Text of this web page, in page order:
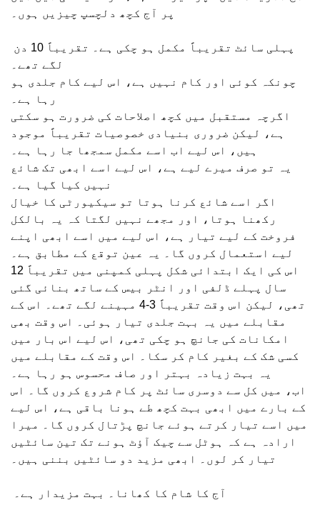
پر آج کچھ دلچسپ چیزیں ہوں۔
پہلی سائٹ تقریباً مکمل ہو چکی ہے۔ تقریباً 10 دن
لگے تھے۔
چونکہ کوئی اور کام نہیں ہے، اس لیے کام جلدی ہو
رہا ہے۔
اگرچہ مستقبل میں کچھ اصلاحات کی ضرورت ہو سکتی
ہے، لیکن ضروری بنیادی خصوصیات تقریباً موجود
ہیں، اس لیے اب اسے مکمل سمجھا جا رہا ہے۔
یہ تو صرف میرے لیے ہے، اس لیے اسے ابھی تک شائع
نہیں کیا گیا ہے۔
اگر اسے شائع کرنا ہوتا تو سیکیورٹی کا خیال
رکھنا ہوتا، اور مجھے نہیں لگتا کہ یہ بالکل
فروخت کے لیے تیار ہے، اس لیے میں اسے ابھی اپنے
لیے استعمال کروں گا۔ یہ عین توقع کے مطابق ہے۔
اس کی ایک ابتدائی شکل پہلی کمپنی میں تقریباً 12
سال پہلے ڈلفی اور انٹر بیس کے ساتھ بنائی گئی
تھی، لیکن اس وقت تقریباً 3-4 مہینے لگے تھے۔ اس کے
مقابلے میں یہ بہت جلدی تیار ہوئی۔ اس وقت بھی
امکانات کی جانچ ہو چکی تھی، اس لیے اس بار میں
کسی شک کے بغیر کام کر سکا۔ اس وقت کے مقابلے میں
یہ بہت زیادہ بہتر اور صاف محسوس ہو رہا ہے۔
اب، میں کل سے دوسری سائٹ پر کام شروع کروں گا۔ اس
کے بارے میں ابھی بہت کچھ طے ہونا باقی ہے، اس لیے
میں اسے تیار کرتے ہوئے جانچ پڑتال کروں گا۔ میرا
ارادہ ہے کہ ہوٹل سے چیک آؤٹ ہونے تک تین سائٹیں
تیار کر لوں۔ ابھی مزید دو سائٹیں بننی ہیں۔
آج کا شام کا کھانا۔ بہت مزیدار ہے۔